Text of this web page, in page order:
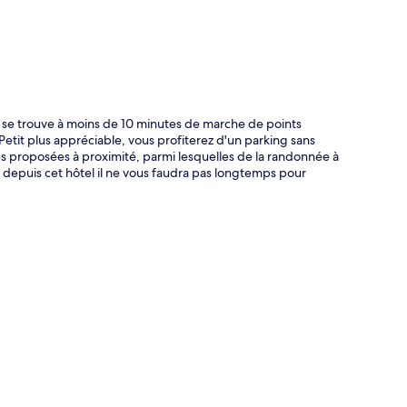
trouve à moins de 10 minutes de marche de points
plus appréciable, vous profiterez d'un parking sans
à proximité, parmi lesquelles de la randonnée à
cet hôtel il ne vous faudra pas longtemps pour